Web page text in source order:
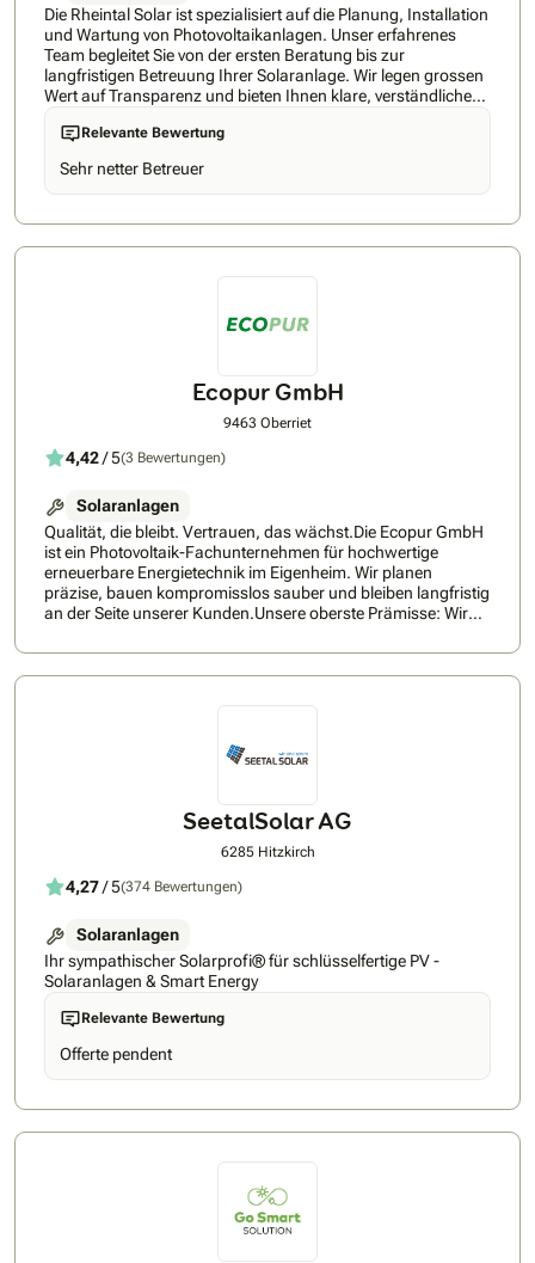
Die Rheintal Solar ist spezialisiert auf die Planung, Installation
und Wartung von Photovoltaikanlagen. Unser erfahrenes
Team begleitet Sie von der ersten Beratung bis zur
langfristigen Betreuung Ihrer Solaranlage. Wir legen grossen
Wert auf Transparenz und bieten Ihnen klare, verständliche
Angebote ohne versteckte Kosten. Mit einer maximalen
Wartezeit von nur drei Monaten sorgen wir für eine
termingerechte Inbetriebnahme Ihrer Anlage. Unsere Kunden
schätzen unsere Flexibilität und Professionalität, was sich in
zahlreichen positiven Rückmeldungen widerspiegelt. Durch
Relevante Bewertung
Sehr netter Betreuer
Ecopur GmbH
9463 Oberriet
4,42/ 5(3 Bewertungen)
Solaranlagen
Qualität, die bleibt. Vertrauen, das wächst.Die Ecopur GmbH
ist ein Photovoltaik-Fachunternehmen für hochwertige
erneuerbare Energietechnik im Eigenheim. Wir planen
präzise, bauen kompromisslos sauber und bleiben langfristig
an der Seite unserer Kunden.Unsere oberste Prämisse: Wir
weiterempfehlen!Ecopur steht für ehrliche Beratung, präzise
Planung und kompromisslose Ausführung.Als
Zentralschweiz und Ostschweiz begleiten wir Sie von der
Photovoltaikanlagen für Eigenheime und setzen auf
SeetalSolar AG
6285 Hitzkirch
4,27/ 5(374 Bewertungen)
Solaranlagen
Ihr sympathischer Solarprofi® für schlüsselfertige PV -
Solaranlagen & Smart Energy
Relevante Bewertung
Offerte pendent